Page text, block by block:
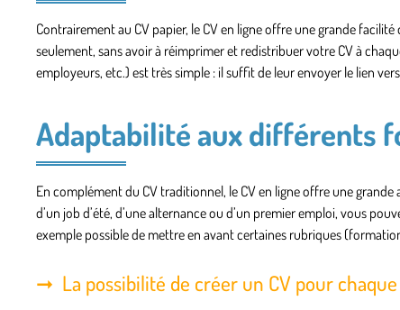
Contrairement au CV papier, le CV en ligne offre une grande facilité
seulement, sans avoir à réimprimer et redistribuer votre CV à
employeurs, etc.) est très simple : il suffit de leur envoyer le lien
Adaptabilité aux différents
En complément du CV traditionnel, le CV en ligne offre une
d’un job d’été, d’une alternance ou d’un premier emploi, vous
exemple possible de mettre en avant certaines rubriques
La possibilité de créer un CV pour